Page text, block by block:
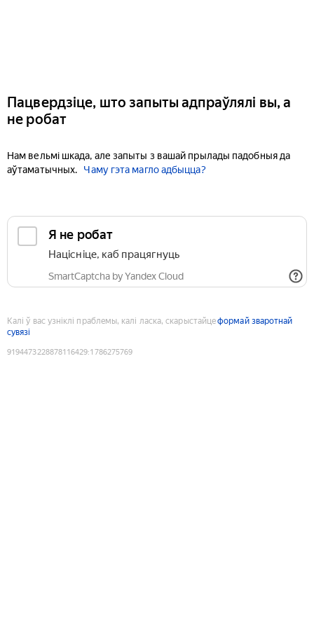
Пацвердзіце, што запыты адпраўлялі вы, а
не робат
Нам вельмі шкада, але запыты з вашай прылады падобныя да
аўтаматычных.
Чаму гэта магло адбыцца?
Я не робат
Націсніце, каб працягнуць
SmartCaptcha by Yandex Cloud
Калі ў вас узніклі праблемы, калі ласка, скарыстайцеформай зваротнай
сувязі
9194473228878116429:1786275769